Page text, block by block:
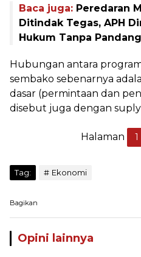
Baca juga: Peredaran
Ditindak Tegas, APH
Hukum Tanpa
Hubungan antara
sembako sebenarnya
dasar (permintaan dan
disebut juga dengan
Halaman 1
Tag: Ekonomi
Bagikan
Opini lainnya